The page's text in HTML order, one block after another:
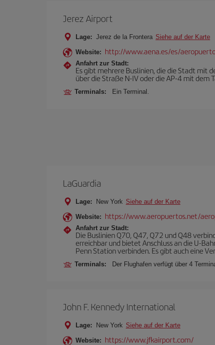
Jerez Airport
Lage: Jerez de la Frontera Siehe auf der Karte
Website: http://www.aena.es/es/
Anfahrt zur Stadt:
Es gibt mehrere Buslinien, die die Stadt mit
über die Straße N-IV oder die AP-4 mit dem
Terminals: Ein Terminal.
LaGuardia
Lage: New York Siehe auf der Karte
Website: https://www.aeropuertos.net/
Anfahrt zur Stadt:
Die Buslinien Q70, Q47, Q72 und Q48
erreichbar und bietet Anschluss an die U-
Penn Station verbinden. Es gibt auch eine
Terminals: Der Flughafen verfügt über 4
John F. Kennedy International
Lage: New York Siehe auf der Karte
Website: https://www.jfkairport.com/